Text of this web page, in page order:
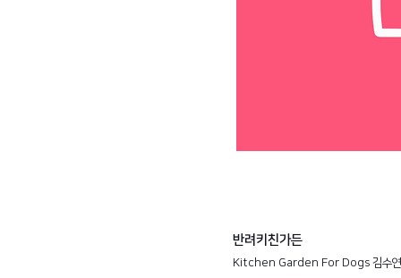
반려키친가든
Kitchen Garden For Dogs 김수연